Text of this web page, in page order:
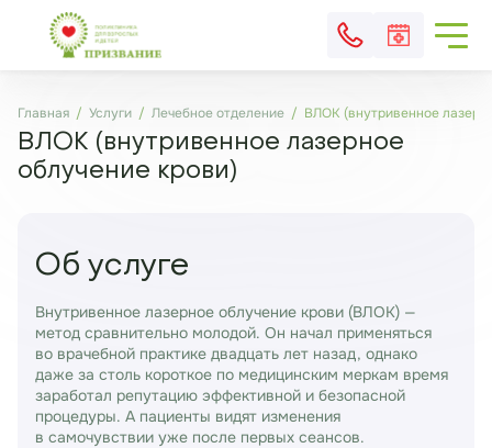
Главная Услуги Лечебное отделение ВЛОК (внутривенное
ВЛОК (внутривенное лазерное
облучение крови)
Об услуге
Внутривенное лазерное облучение крови (ВЛОК) —
метод сравнительно молодой. Он начал применяться
во врачебной практике двадцать лет назад, однако
даже за столь короткое по медицинским меркам время
заработал репутацию эффективной и безопасной
процедуры. А пациенты видят изменения
в самочувствии уже после первых сеансов.